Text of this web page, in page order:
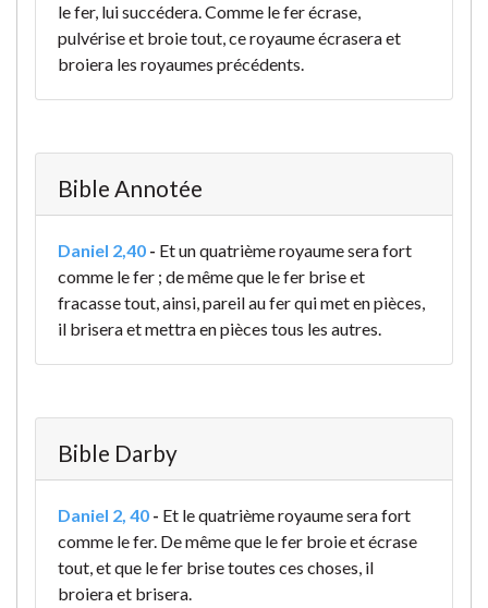
le fer, lui succédera. Comme le fer écrase,
pulvérise et broie tout, ce royaume écrasera et
broiera les royaumes précédents.
Bible Annotée
Daniel 2,40 - Et un quatrième royaume sera fort
comme le fer ; de même que le fer brise et
fracasse tout, ainsi, pareil au fer qui met en pièces,
il brisera et mettra en pièces tous les autres.
Bible Darby
Daniel 2, 40 - Et le quatrième royaume sera fort
comme le fer. De même que le fer broie et écrase
tout, et que le fer brise toutes ces choses, il
broiera et brisera.